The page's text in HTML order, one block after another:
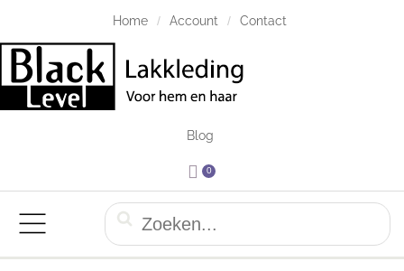
Home Account Contact
Blog
0